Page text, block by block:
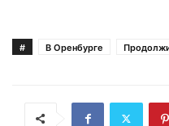
# В Оренбурге